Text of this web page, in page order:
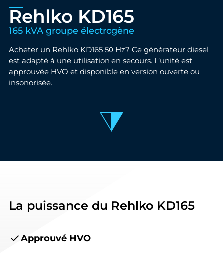
Rehlko KD165
165 kVA groupe électrogène
Acheter un Rehlko KD165 50 Hz? Ce générateur diesel
est adapté à une utilisation en secours. L’unité est
approuvée HVO et disponible en version ouverte ou
insonorisée.
La puissance du Rehlko KD165
Approuvé HVO